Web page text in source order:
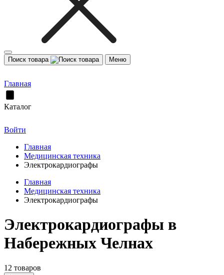
Поиск товара Меню
Главная
Каталог
Войти
Главная
Медицинская техника
Электрокардиографы
Главная
Медицинская техника
Электрокардиографы
Электрокардиографы в
Набережных Челнах
12 товаров